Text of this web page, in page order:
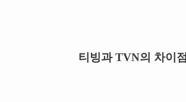
티빙과 TVN의 차이점